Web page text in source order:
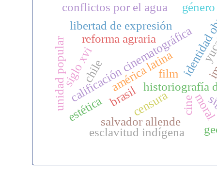
historiografía
américa latina
censura
calificación cinematográfica
cine
film
chile
salvador allende
unidad popular
libertad de expresión
esclavitud indígena
siglo xvi
conflictos por el agua
reforma agraria
brasil
estética
género